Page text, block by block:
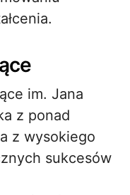
im. Jana
z ponad
z wysokiego
sukcesów